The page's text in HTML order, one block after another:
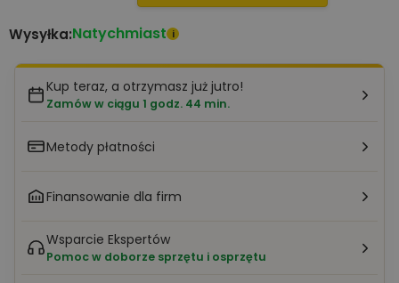
Wysyłka:Natychmiast i
Kup teraz, a otrzymasz już jutro!
Zamów w ciągu 1 godz. 44 min.
Metody płatności
Finansowanie dla firm
Wsparcie Ekspertów
Pomoc w doborze sprzętu i osprzętu